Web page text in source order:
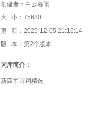
创建者：白云暮雨
大 小：75680
更 新：2025-12-05 21:16:14
版 本：第2个版本
词库简介：
新四军诗词精选